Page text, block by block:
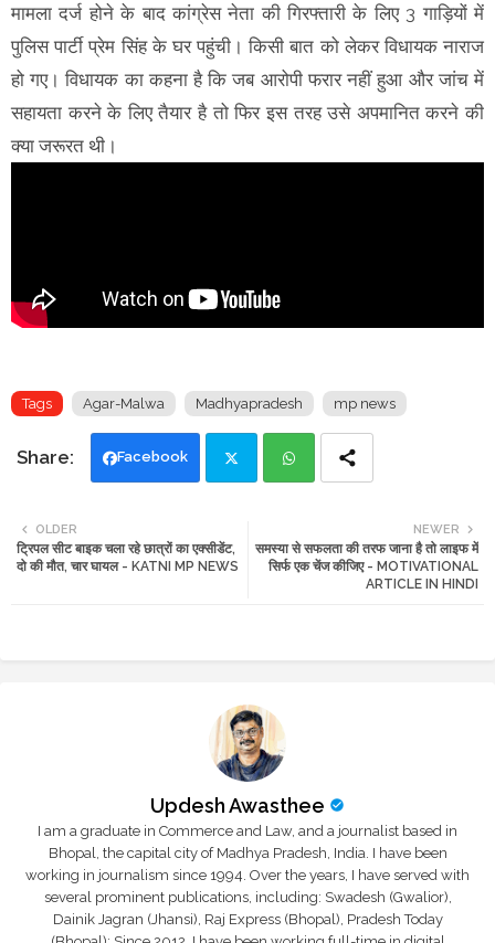
मामला दर्ज होने के बाद कांग्रेस नेता की गिरफ्तारी के लिए 3 गाड़ियों में
पुलिस पार्टी प्रेम सिंह के घर पहुंची। किसी बात को लेकर विधायक नाराज
हो गए। विधायक का कहना है कि जब आरोपी फरार नहीं हुआ और जांच में
सहायता करने के लिए तैयार है तो फिर इस तरह उसे अपमानित करने की
क्या जरूरत थी।
Tags Agar-Malwa Madhyapradesh mp news
Facebook
tte ats
NEWER
समस्या से सफलता की तरफ जाना है तो लाइफ में
सिर्फ एक चेंज कीजिए - MOTIVATIONAL
ARTICLE IN HINDI
OLDER
ट्रिपल सीट बाइक चला रहे छात्रों का एक्सीडेंट,
दो की मौत, चार घायल - KATNI MP NEWS
Updesh Awasthee
I am a graduate in Commerce and Law, and a journalist based in
Bhopal, the capital city of Madhya Pradesh, India. I have been
working in journalism since 1994. Over the years, I have served with
several prominent publications, including: Swadesh (Gwalior),
Dainik Jagran (Jhansi), Raj Express (Bhopal), Pradesh Today